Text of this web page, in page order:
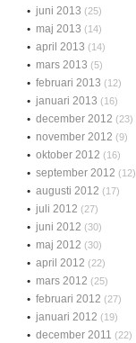
juni 2013 (25)
maj 2013 (14)
april 2013 (14)
mars 2013 (5)
februari 2013 (12)
januari 2013 (16)
december 2012 (23)
november 2012 (9)
oktober 2012 (16)
september 2012 (12)
augusti 2012 (17)
juli 2012 (27)
juni 2012 (30)
maj 2012 (30)
april 2012 (22)
mars 2012 (25)
februari 2012 (27)
januari 2012 (19)
december 2011 (22)